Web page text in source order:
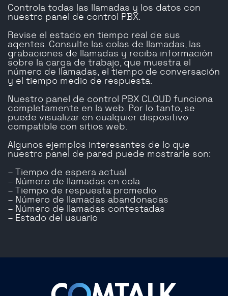
Controla todas las llamadas y los datos con
nuestro panel de control PBX.
Revise el estado en tiempo real de sus
agentes. Consulte las colas de llamadas, las
grabaciones de llamadas y reciba información
sobre la carga de trabajo, que muestra el
número de llamadas, el tiempo de conversación
y el tiempo medio de respuesta.
Nuestro panel de control PBX CLOUD funciona
completamente en la web. Por lo tanto, se
puede visualizar en cualquier dispositivo
compatible con sitios web.
Algunos ejemplos interesantes de lo que
nuestro panel de pared puede mostrarle son:
– Tiempo de espera actual
– Número de llamadas en cola
– Tiempo de respuesta promedio
– Número de llamadas abandonadas
– Número de llamadas contestadas
– Estado del usuario